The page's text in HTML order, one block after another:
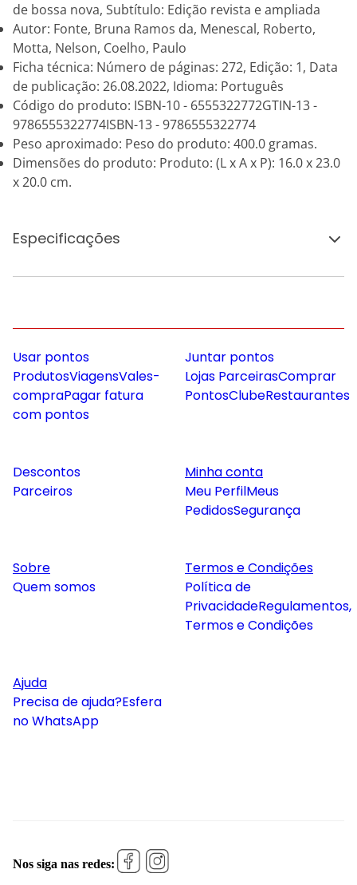
de bossa nova, Subtítulo: Edição revista e ampliada
Autor: Fonte, Bruna Ramos da, Menescal, Roberto,
Motta, Nelson, Coelho, Paulo
Ficha técnica: Número de páginas: 272, Edição: 1, Data
de publicação: 26.08.2022, Idioma: Português
Código do produto: ISBN-10 - 6555322772GTIN-13 -
9786555322774ISBN-13 - 9786555322774
Peso aproximado: Peso do produto: 400.0 gramas.
Dimensões do produto: Produto: (L x A x P): 16.0 x 23.0
x 20.0 cm.
Especificações
Usar pontos
ProdutosViagensVales-
compraPagar fatura
com pontos
Juntar pontos
Lojas ParceirasComprar
PontosClubeRestaurantes
Descontos
Parceiros
Minha conta
Meu PerfilMeus
PedidosSegurança
Sobre
Quem somos
Termos e Condições
Política de
PrivacidadeRegulamentos,
Termos e Condições
Ajuda
Precisa de ajuda?Esfera
no WhatsApp
Nos siga nas redes: